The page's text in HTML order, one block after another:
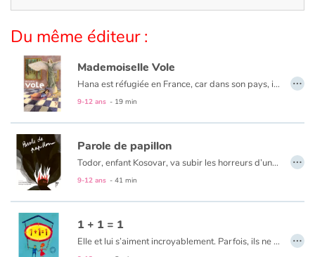
Sujets de société
Émotions et sentiments
Formats et illustrations
Catalogue anglais
Contraste +
Du même éditeur :
Mademoiselle Vole
Hana est réfugiée en France, car dans son pays, il y a la guerre. La nuit, elle dort, avec sa maman, dans un musée, tout près de « Mademoiselle Vole ». Mais ça, il ne faut pas le dire, c'est un secret. Jusqu'au jour où...
9-12 ans - 19 min
…
Parole de papillon
Todor, enfant Kosovar, va subir les horreurs d’une guerre dont il ne comprend pas les raisons. Sa famille décimée, il s’enfuit vers Mitrovica, à la recherche de son grand frère Milan. Au cours de ce périple, il vivra la richesse de rencontres mais aussi la difficile réalité des camps de réfugiés. Cependant, l’enfant cultivera toujours l’espoir et la volonté de retrouver son pays et ses racines. Comme le papillon blanc, Todor prendra-t-il son envol ?
9-12 ans - 41 min
…
1 + 1 = 1
Elle et lui s’aiment incroyablement. Parfois, ils ne se comprennent pas. Et pourtant… …